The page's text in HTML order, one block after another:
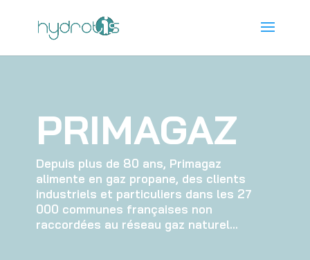
PRIMAGAZ
Depuis plus de 80 ans, Primagaz
alimente en gaz propane, des clients
industriels et particuliers dans les 27
000 communes françaises non
raccordées au réseau gaz naturel…